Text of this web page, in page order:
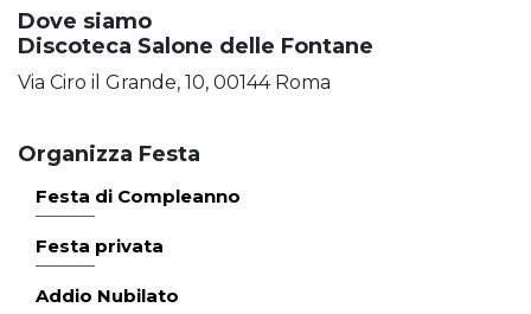
Dove siamo
Discoteca Salone delle Fontane
Via Ciro il Grande, 10, 00144 Roma
Organizza Festa
Festa di Compleanno
Festa privata
Addio Nubilato